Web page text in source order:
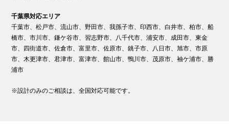
千葉県対応エリア
千葉市、松戸市、流山市、野田市、我孫子市、印西市、白井市、柏市、船
橋市、市川市、鎌ケ谷市、習志野市、八千代市、浦安市、成田市、東金
市、四街道市、佐倉市、富里市、佐原市、銚子市、八日市、旭市、市原
市、木更津市、君津市、富津市、館山市、鴨川市、茂原市、袖ケ浦市、勝
浦市
※設計のみのご相談は、全国対応可能です。